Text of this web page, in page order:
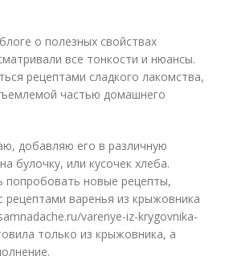
о полезных свойствах
все тонкости и нюансы.
рецептами сладкого лакомства,
частью домашнего
добавляю его в различную
булочку, или кусочек хлеба.
попробовать новые рецепты,
рецептами варенья из крыжовника
varenye-iz-krygovnika-
только из крыжовника, а